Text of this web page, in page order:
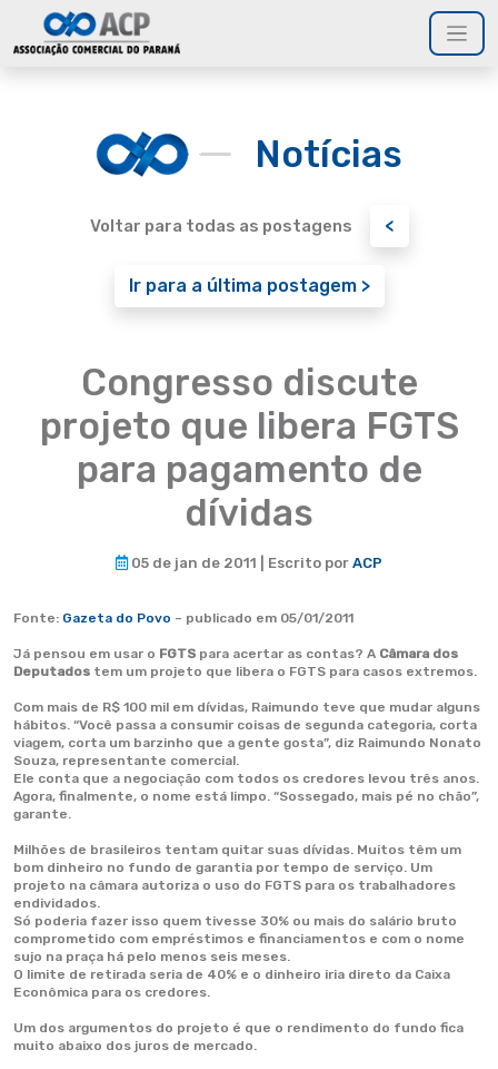
Notícias
Voltar para todas as postagens <
Ir para a última postagem >
Congresso discute
projeto que libera FGTS
para pagamento de
dívidas
05 de jan de 2011 | Escrito por ACP
Fonte: Gazeta do Povo – publicado em 05/01/2011
Já pensou em usar o FGTS para acertar as contas? A Câmara dos
Deputados tem um projeto que libera o FGTS para casos extremos.
Com mais de R$ 100 mil em dívidas, Raimundo teve que mudar alguns
hábitos. “Você passa a consumir coisas de segunda categoria, corta
viagem, corta um barzinho que a gente gosta”, diz Raimundo Nonato
Souza, representante comercial.
Ele conta que a negociação com todos os credores levou três anos.
Agora, finalmente, o nome está limpo. “Sossegado, mais pé no chão”,
garante.
Milhões de brasileiros tentam quitar suas dívidas. Muitos têm um
bom dinheiro no fundo de garantia por tempo de serviço. Um
projeto na câmara autoriza o uso do FGTS para os trabalhadores
endividados.
Só poderia fazer isso quem tivesse 30% ou mais do salário bruto
comprometido com empréstimos e financiamentos e com o nome
sujo na praça há pelo menos seis meses.
O limite de retirada seria de 40% e o dinheiro iria direto da Caixa
Econômica para os credores.
Um dos argumentos do projeto é que o rendimento do fundo fica
muito abaixo dos juros de mercado.